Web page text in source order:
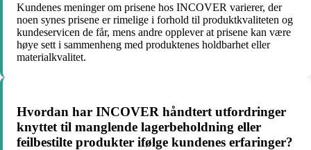
Kundenes meninger om prisene hos INCOVER varierer, der
noen synes prisene er rimelige i forhold til produktkvaliteten og
kundeservicen de får, mens andre opplever at prisene kan være
høye sett i sammenheng med produktenes holdbarhet eller
materialkvalitet.
Hvordan har INCOVER håndtert utfordringer
knyttet til manglende lagerbeholdning eller
feilbestilte produkter ifølge kundenes erfaringer?